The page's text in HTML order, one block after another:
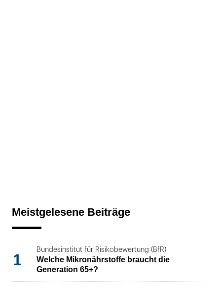
Meistgelesene Beiträge
1
Bundesinstitut für Risikobewertung (BfR)
Welche Mikronährstoffe braucht die
Generation 65+?